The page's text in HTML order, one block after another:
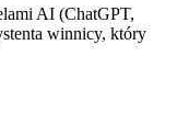
AI (ChatGPT,
winnicy, który